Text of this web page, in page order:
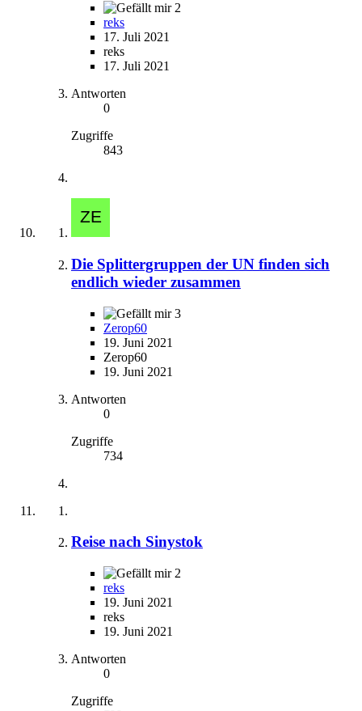
2
reks
17. Juli 2021
reks
17. Juli 2021
Antworten
0
Zugriffe
843
Die Splittergruppen der UN finden sich
endlich wieder zusammen
3
Zerop60
19. Juni 2021
Zerop60
19. Juni 2021
Antworten
0
Zugriffe
734
Reise nach Sinystok
2
reks
19. Juni 2021
reks
19. Juni 2021
Antworten
0
Zugriffe